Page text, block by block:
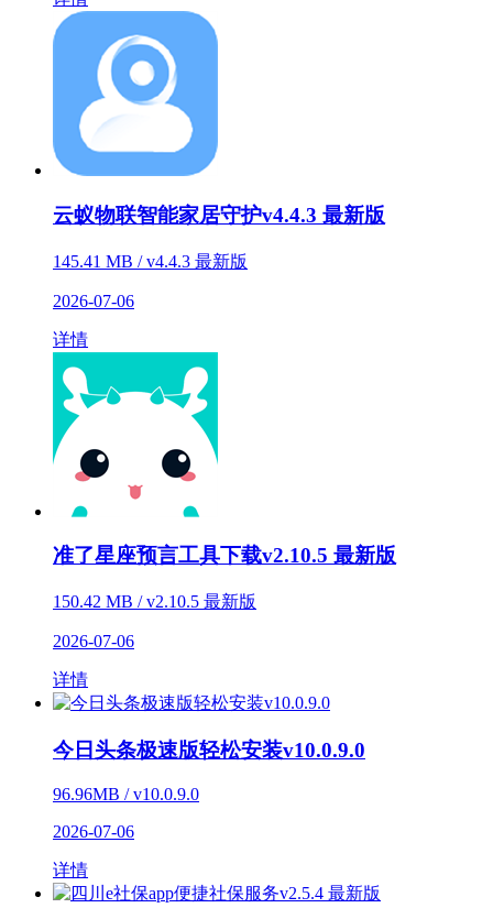
云蚁物联智能家居守护v4.4.3 最新版
145.41 MB / v4.4.3 最新版
2026-07-06
详情
准了星座预言工具下载v2.10.5 最新版
150.42 MB / v2.10.5 最新版
2026-07-06
详情
今日头条极速版轻松安装v10.0.9.0
96.96MB / v10.0.9.0
2026-07-06
详情